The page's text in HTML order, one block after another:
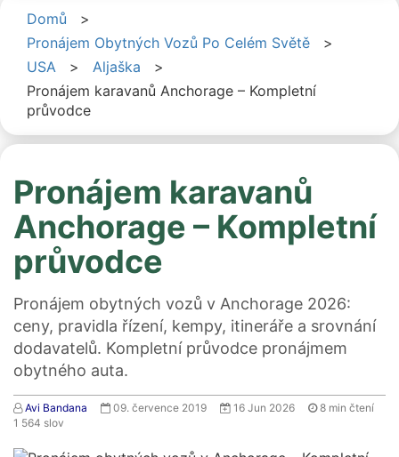
Domů
>
Pronájem Obytných Vozů Po Celém Světě
>
USA
> Aljaška
>
Pronájem karavanů Anchorage – Kompletní
průvodce
Pronájem karavanů
Anchorage – Kompletní
průvodce
Pronájem obytných vozů v Anchorage 2026:
ceny, pravidla řízení, kempy, itineráře a srovnání
dodavatelů. Kompletní průvodce pronájmem
obytného auta.
Avi Bandana 09. července 2019 16 Jun 2026 8 min čtení
1 564 slov